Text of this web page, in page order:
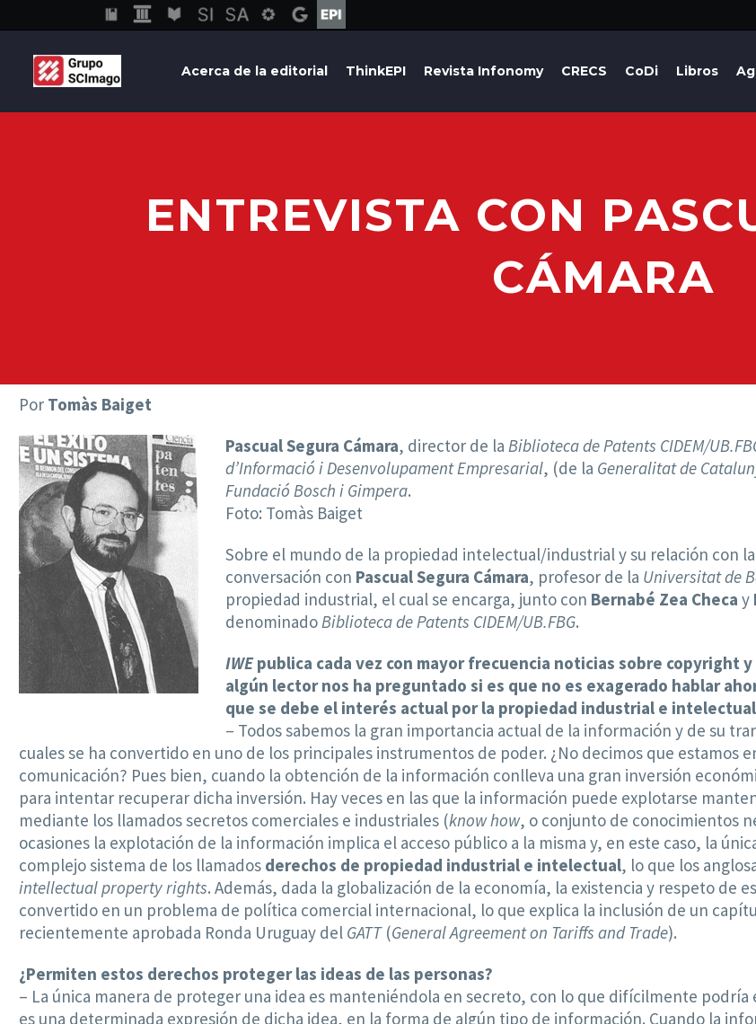
Acerca de la editorial ThinkEPI Revista Infonomy CRECS CoDi Libros
ENTREVISTA CON
CÁMARA
Por Tomàs Baiget
Pascual Segura Cámara, director de laBiblioteca de Patents CIDEM/
d’Informació i Desenvolupament Empresarial, (de la Generalitat de
Fundació Bosch i Gimpera.
Foto: Tomàs Baiget
Sobre el mundo de la propiedad intelectual/industrial y su relación con
conversación con Pascual Segura Cámara, profesor de la Universitat de
propiedad industrial, el cual se encarga, junto con Bernabé Zea Checa y
denominado Biblioteca de Patents CIDEM/UB.FBG.
IWEpublica cada vez con mayor frecuencia noticias sobre copyright
algún lector nos ha preguntado si es que no es exagerado hablar
que se debe el interés actual por la propiedad industrial e
– Todos sabemos la gran importancia actual de la información y de su
cuales se ha convertido en uno de los principales instrumentos de poder. ¿No decimos que estamos
comunicación? Pues bien, cuando la obtención de la información conlleva una gran inversión
para intentar recuperar dicha inversión. Hay veces en las que la información puede explotarse
mediante los llamados secretos comerciales e industriales (know how, o conjunto de conocimientos
ocasiones la explotación de la información implica el acceso público a la misma y, en este caso, la
complejo sistema de los llamados derechos de propiedad industrial e intelectual, lo que los
intellectual property rights. Además, dada la globalización de la economía, la existencia y respeto de
convertido en un problema de política comercial internacional, lo que explica la inclusión de un
recientemente aprobada Ronda Uruguay del GATT(General Agreement on Tariffs and Trade).
¿Permiten estos derechos proteger las ideas de las personas?
– La única manera de proteger una idea es manteniéndola en secreto, con lo que difícilmente
es una determinada expresión de dicha idea, en la forma de algún tipo de información. Cuando la